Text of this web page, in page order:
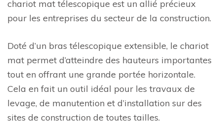
chariot mat télescopique est un allié précieux
pour les entreprises du secteur de la construction.
Doté d’un bras télescopique extensible, le chariot
mat permet d’atteindre des hauteurs importantes
tout en offrant une grande portée horizontale.
Cela en fait un outil idéal pour les travaux de
levage, de manutention et d’installation sur des
sites de construction de toutes tailles.